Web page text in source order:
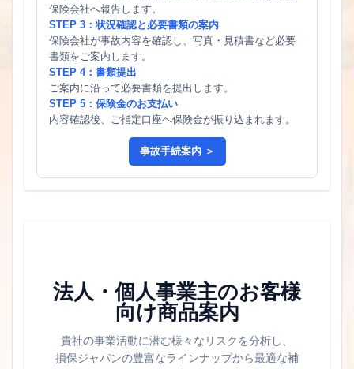
保険会社へ報告します。
STEP 3：状況確認と必要書類の案内
保険会社が事故内容を確認し、写真・見積書など必要
書類をご案内します。
STEP 4：書類提出
ご案内に沿って必要書類を提出します。
STEP 5：保険金のお支払い
内容確認後、ご指定口座へ保険金が振り込まれます。
事故手続案内 ＞
法人・個人事業主のお客様
向け商品案内
貴社の事業活動に潜む様々なリスクを分析し、
損保ジャパンの豊富なラインナップから最適な補